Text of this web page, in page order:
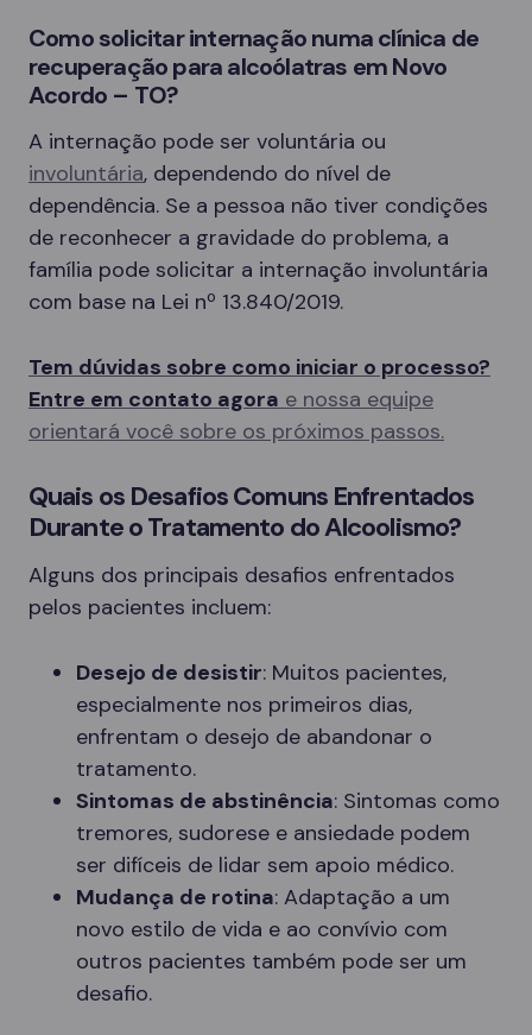
Como solicitar internação numa clínica de
recuperação para alcoólatras em Novo
Acordo – TO?
A internação pode ser voluntária ou
involuntária, dependendo do nível de
dependência. Se a pessoa não tiver condições
de reconhecer a gravidade do problema, a
família pode solicitar a internação involuntária
com base na Lei nº 13.840/2019.
Tem dúvidas sobre como iniciar o processo?
Entre em contato agora e nossa equipe
orientará você sobre os próximos passos.
Quais os Desafios Comuns Enfrentados
Durante o Tratamento do Alcoolismo?
Alguns dos principais desafios enfrentados
pelos pacientes incluem:
Desejo de desistir: Muitos pacientes,
especialmente nos primeiros dias,
enfrentam o desejo de abandonar o
tratamento.
Sintomas de abstinência: Sintomas como
tremores, sudorese e ansiedade podem
ser difíceis de lidar sem apoio médico.
Mudança de rotina: Adaptação a um
novo estilo de vida e ao convívio com
outros pacientes também pode ser um
desafio.